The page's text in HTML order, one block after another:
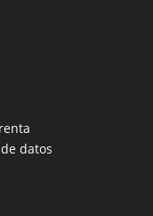
datos